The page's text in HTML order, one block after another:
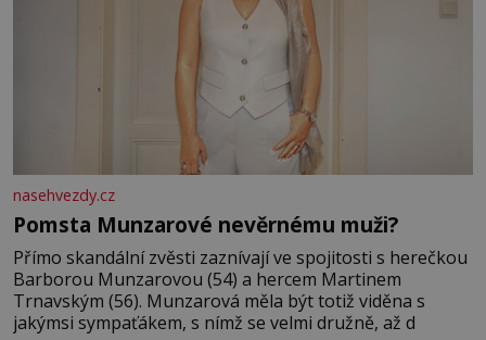
nasehvezdy.cz
Pomsta Munzarové nevěrnému muži?
Přímo skandální zvěsti zaznívají ve spojitosti s herečkou
Barborou Munzarovou (54) a hercem Martinem
Trnavským (56). Munzarová měla být totiž viděna s
jakýmsi sympaťákem, s nímž se velmi družně, až d